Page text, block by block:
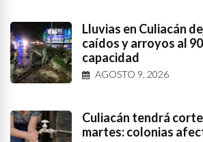
Lluvias en Culiacán
caídos y arroyos al
capacidad
AGOSTO 9, 2026
Culiacán tendrá
martes: colonias